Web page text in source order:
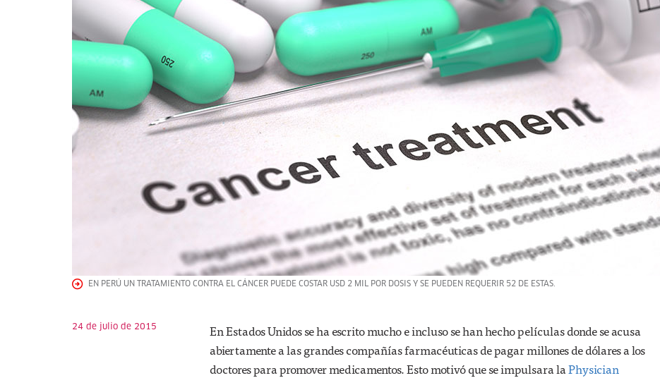
EN PERÚ UN TRATAMIENTO CONTRA EL CÁNCER PUEDE COSTAR USD 2 MIL POR DOSIS Y SE PUEDEN REQUERIR 52 DE ESTAS.
24 de julio de 2015
En Estados Unidos se ha escrito mucho e incluso se han hecho películas donde se acusa
abiertamente a las grandes compañías farmacéuticas de pagar millones de dólares a los
doctores para promover medicamentos. Esto motivó que se impulsara laPhysician